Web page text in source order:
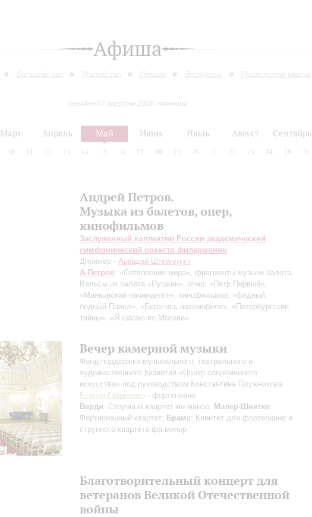
Афиша
Большой зал Малый зал Лекции Экскурсии Пушкинская карта
сегодня 07 августа 2026, пятница
Март Апрель Май Июнь Июль Август Сентябрь
10 11 12 13 14 15 16 17 18 19 20 21 22 23 24 25 26
Андрей Петров.
Музыка из балетов, опер,
кинофильмов
Заслуженный коллектив России академический
симфонический оркестр филармонии
Дирижер - Аркадий Штейнлухт
А.Петров: «Сотворение мира», фрагменты музыки балета,
Вальсы из балета «Пушкин», опер: «Пётр Первый»,
«Маяковский начинается», кинофильмов: «Бедный,
бедный Павел», «Берегись автомобиля», «Петербургские
тайны», «Я шагаю по Москве»
Вечер камерной музыки
Фонд поддержки музыкального, театрального и
художественного развития «Центр современного
искусства» под руководством Константина Плужникова
Ксения Гаврилова - фортепиано
Верди: Струнный квартет ми минор; Малер-Шнитке:
Фортепианный квартет; Брамс: Квинтет для фортепиано и
струнного квартета фа минор
Благотворительный концерт для
ветеранов Великой Отечественной
войны